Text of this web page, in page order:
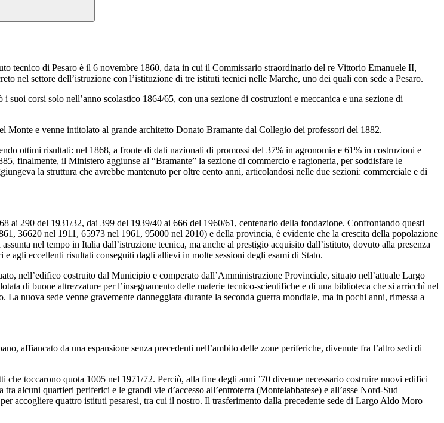
tecnico di Pesaro è il 6 novembre 1860, data in cui il Commissario straordinario del re Vittorio Emanuele II,
nel settore dell’istruzione con l’istituzione di tre istituti tecnici nelle Marche, uno dei quali con sede a Pesaro.
corsi solo nell’anno scolastico 1864/65, con una sezione di costruzioni e meccanica e una sezione di
Monte e venne intitolato al grande architetto Donato Bramante dal Collegio dei professori del 1882.
ottimi risultati: nel 1868, a fronte di dati nazionali di promossi del 37% in agronomia e 61% in costruzioni e
finalmente, il Ministero aggiunse al “Bramante” la sezione di commercio e ragioneria, per soddisfare le
la struttura che avrebbe mantenuto per oltre cento anni, articolandosi nelle due sezioni: commerciale e di
ai 290 del 1931/32, dai 399 del 1939/40 ai 666 del 1960/61, centenario della fondazione. Confrontando questi
36620 nel 1911, 65973 nel 1961, 95000 nel 2010) e della provincia, è evidente che la crescita della popolazione
nel tempo in Italia dall’istruzione tecnica, ma anche al prestigio acquisito dall’istituto, dovuto alla presenza
e agli eccellenti risultati conseguiti dagli allievi in molte sessioni degli esami di Stato.
nell’edifico costruito dal Municipio e comperato dall’Amministrazione Provinciale, situato nell’attuale Largo
di buone attrezzature per l’insegnamento delle materie tecnico-scientifiche e di una biblioteca che si arricchì nel
nuova sede venne gravemente danneggiata durante la seconda guerra mondiale, ma in pochi anni, rimessa a
affiancato da una espansione senza precedenti nell’ambito delle zone periferiche, divenute fra l’altro sedi di
toccarono quota 1005 nel 1971/72. Perciò, alla fine degli anni ’70 divenne necessario costruire nuovi edifici
alcuni quartieri periferici e le grandi vie d’accesso all’entroterra (Montelabbatese) e all’asse Nord-Sud
accogliere quattro istituti pesaresi, tra cui il nostro. Il trasferimento dalla precedente sede di Largo Aldo Moro